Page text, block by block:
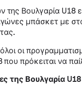
Βουλγαρία U18
μπάσκετ με
οι
που πρόκειται να
της Βουλγαρία U18